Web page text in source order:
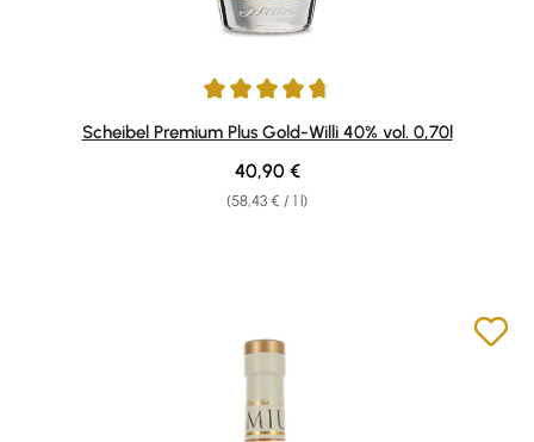
Average rating of 4.84 out of 5 stars
Scheibel Premium Plus Gold-Willi 40% vol. 0,70l
(58,43 € / 1 l)
Regular price:
40,90 €